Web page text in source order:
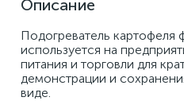
Описание
Подогреватель
используется на
питания и торговли для
демонстрации и
виде.